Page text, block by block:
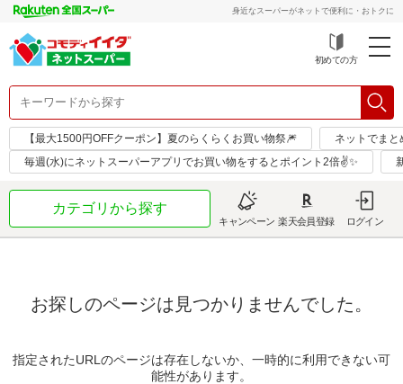
身近なスーパーがネットで便利に・おトクに
初めての方
【最大1500円OFFクーポン】夏のらくらくお買い物祭🎆
ネットでまと
毎週(水)にネットスーパーアプリでお買い物をするとポイント2倍✌✨
カテゴリから探す
キャンペーン 楽天会員登録 ログイン
お探しのページは見つかりませんでした。
指定されたURLのページは存在しないか、一時的に利用できない可
能性があります。